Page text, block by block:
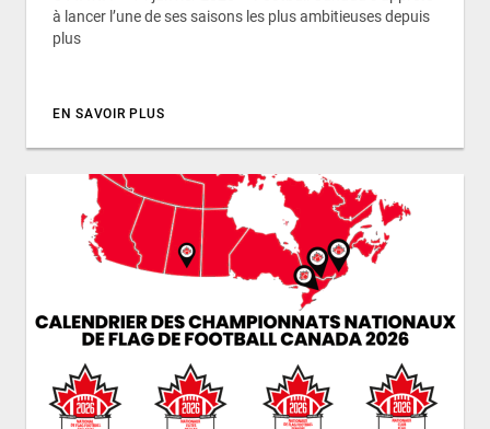
à lancer l’une de ses saisons les plus ambitieuses depuis
plus
EN SAVOIR PLUS